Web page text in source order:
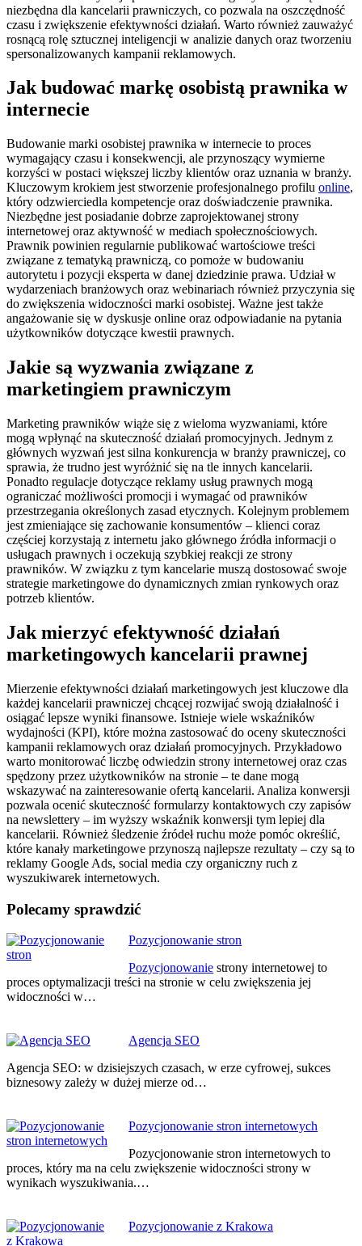
niezbędna dla kancelarii prawniczych, co pozwala na oszczędność
czasu i zwiększenie efektywności działań. Warto również zauważyć
rosnącą rolę sztucznej inteligencji w analizie danych oraz tworzeniu
spersonalizowanych kampanii reklamowych.
Jak budować markę osobistą prawnika w
internecie
Budowanie marki osobistej prawnika w internecie to proces
wymagający czasu i konsekwencji, ale przynoszący wymierne
korzyści w postaci większej liczby klientów oraz uznania w branży.
Kluczowym krokiem jest stworzenie profesjonalnego profilu online,
który odzwierciedla kompetencje oraz doświadczenie prawnika.
Niezbędne jest posiadanie dobrze zaprojektowanej strony
internetowej oraz aktywność w mediach społecznościowych.
Prawnik powinien regularnie publikować wartościowe treści
związane z tematyką prawniczą, co pomoże w budowaniu
autorytetu i pozycji eksperta w danej dziedzinie prawa. Udział w
wydarzeniach branżowych oraz webinariach również przyczynia się
do zwiększenia widoczności marki osobistej. Ważne jest także
angażowanie się w dyskusje online oraz odpowiadanie na pytania
użytkowników dotyczące kwestii prawnych.
Jakie są wyzwania związane z
marketingiem prawniczym
Marketing prawników wiąże się z wieloma wyzwaniami, które
mogą wpłynąć na skuteczność działań promocyjnych. Jednym z
głównych wyzwań jest silna konkurencja w branży prawniczej, co
sprawia, że trudno jest wyróżnić się na tle innych kancelarii.
Ponadto regulacje dotyczące reklamy usług prawnych mogą
ograniczać możliwości promocji i wymagać od prawników
przestrzegania określonych zasad etycznych. Kolejnym problemem
jest zmieniające się zachowanie konsumentów – klienci coraz
częściej korzystają z internetu jako głównego źródła informacji o
usługach prawnych i oczekują szybkiej reakcji ze strony
prawników. W związku z tym kancelarie muszą dostosować swoje
strategie marketingowe do dynamicznych zmian rynkowych oraz
potrzeb klientów.
Jak mierzyć efektywność działań
marketingowych kancelarii prawnej
Mierzenie efektywności działań marketingowych jest kluczowe dla
każdej kancelarii prawniczej chcącej rozwijać swoją działalność i
osiągać lepsze wyniki finansowe. Istnieje wiele wskaźników
wydajności (KPI), które można zastosować do oceny skuteczności
kampanii reklamowych oraz działań promocyjnych. Przykładowo
warto monitorować liczbę odwiedzin strony internetowej oraz czas
spędzony przez użytkowników na stronie – te dane mogą
wskazywać na zainteresowanie ofertą kancelarii. Analiza konwersji
pozwala ocenić skuteczność formularzy kontaktowych czy zapisów
na newslettery – im wyższy wskaźnik konwersji tym lepiej dla
kancelarii. Również śledzenie źródeł ruchu może pomóc określić,
które kanały marketingowe przynoszą najlepsze rezultaty – czy są to
reklamy Google Ads, social media czy organiczny ruch z
wyszukiwarek internetowych.
Polecamy sprawdzić
Pozycjonowanie stron
Pozycjonowanie strony internetowej to
proces optymalizacji treści na stronie w celu zwiększenia jej
widoczności w…
Agencja SEO
Agencja SEO: w dzisiejszych czasach, w erze cyfrowej, sukces
biznesowy zależy w dużej mierze od…
Pozycjonowanie stron internetowych
Pozycjonowanie stron internetowych to
proces, który ma na celu zwiększenie widoczności strony w
wynikach wyszukiwania.…
Pozycjonowanie z Krakowa
Nawigacja
wpisu